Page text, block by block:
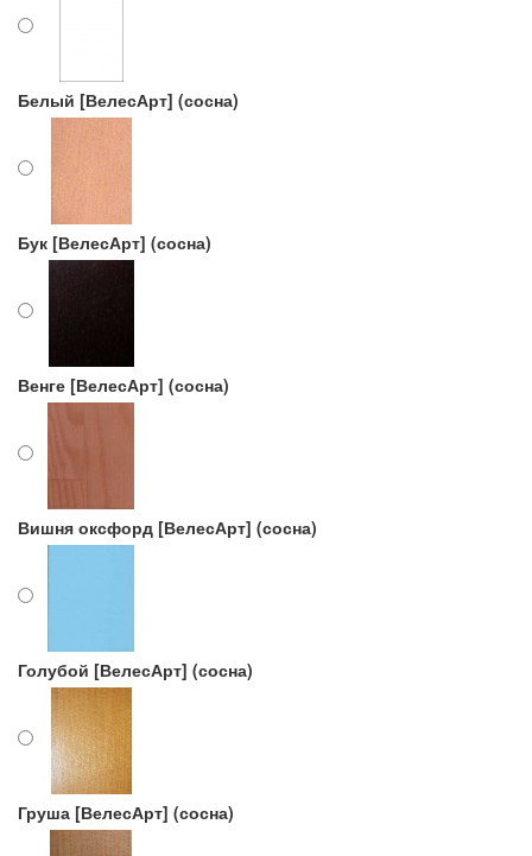
Белый [ВелесАрт] (сосна)
Бук [ВелесАрт] (сосна)
Венге [ВелесАрт] (сосна)
Вишня оксфорд [ВелесАрт] (сосна)
Голубой [ВелесАрт] (сосна)
Груша [ВелесАрт] (сосна)